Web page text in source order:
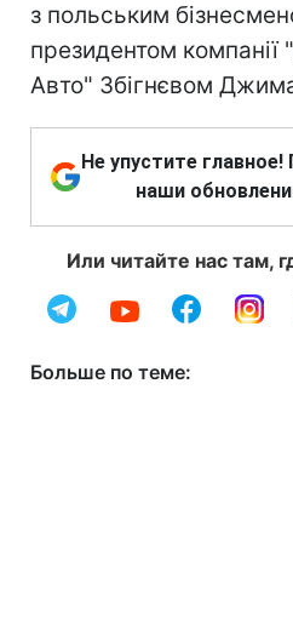
з польським
президентом компанії
Авто" Збігнєвом
Не упустите
наши
Или читайте нас там,
Больше по теме: